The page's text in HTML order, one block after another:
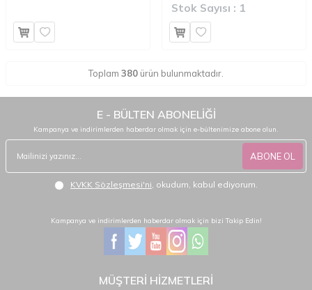
Stok Sayısı : 1
Toplam 380 ürün bulunmaktadır.
E - BÜLTEN ABONELİĞİ
Kampanya ve indirimlerden haberdar olmak için e-bültenimize abone olun.
ABONE OL
KVKK Sözleşmesi'ni, okudum, kabul ediyorum.
Kampanya ve indirimlerden haberdar olmak için bizi Takip Edin!
MÜŞTERİ HİZMETLERİ